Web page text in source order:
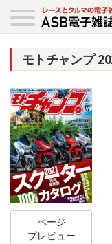
モトチャンプ
ページ
プレビュー